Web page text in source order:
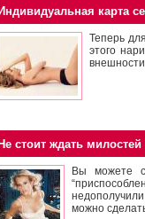
Индивидуальная карта
Теперь
этого
Не стоит ждать
Вы можете
можно